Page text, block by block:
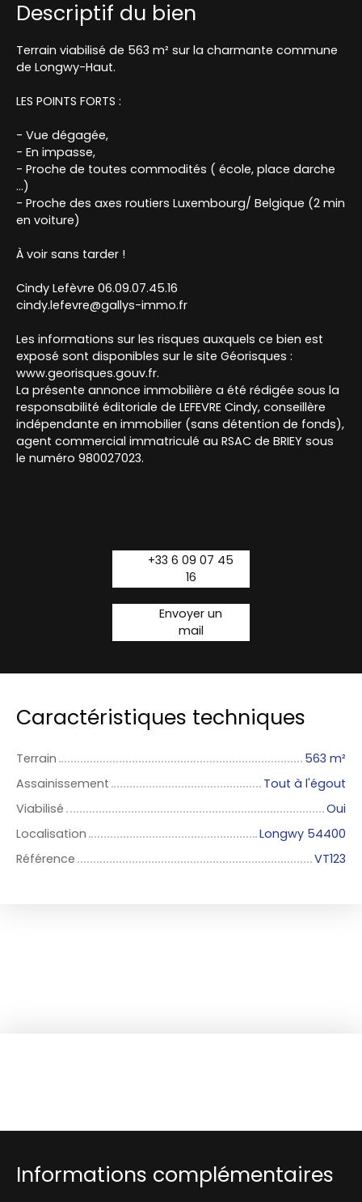
Descriptif du bien
Terrain viabilisé de 563 m² sur la charmante commune
de Longwy-Haut.
LES POINTS FORTS :
- Vue dégagée,
- En impasse,
- Proche de toutes commodités ( école, place darche
...)
- Proche des axes routiers Luxembourg/ Belgique (2 min
en voiture)
À voir sans tarder !
Cindy Lefèvre 06.09.07.45.16
cindy.lefevre@gallys-immo.fr
Les informations sur les risques auxquels ce bien est
exposé sont disponibles sur le site Géorisques :
www.georisques.gouv.fr.
La présente annonce immobilière a été rédigée sous la
responsabilité éditoriale de LEFEVRE Cindy, conseillère
indépendante en immobilier (sans détention de fonds),
agent commercial immatriculé au RSAC de BRIEY sous
le numéro 980027023.
+33 6 09 07 45
16
Envoyer un
mail
Caractéristiques techniques
Terrain 563 m²
Assainissement
Tout à l'égout
Viabilisé
Oui
Localisation
Longwy 54400
Référence
VT123
Informations complémentaires